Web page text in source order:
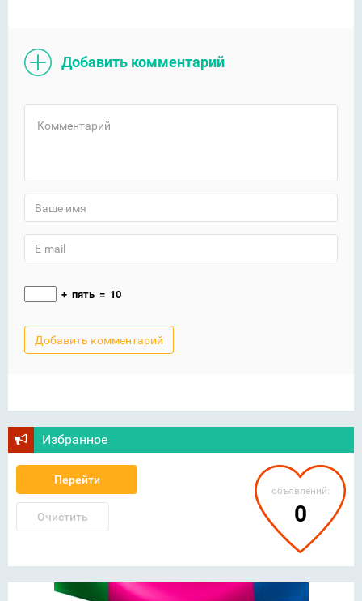
Добавить комментарий
+ пять = 10
Избранное
Перейти
Очистить
объявлений:
0